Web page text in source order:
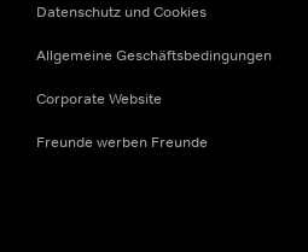
Datenschutz und Cookies
Allgemeine Geschäftsbedingungen
Corporate Website
Freunde werben Freunde